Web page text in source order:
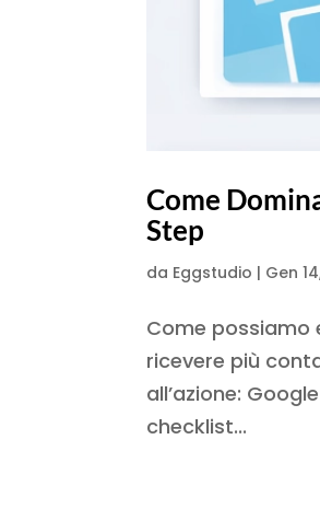
Come
Step
da Eggstudio | Gen
Come possiamo
ricevere più
all’azione:
checklist...